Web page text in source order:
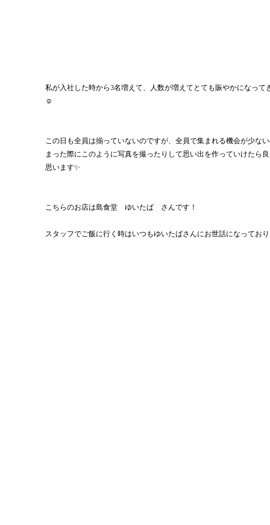
私が入社した時から3名増えて、人数が増えてとても賑やかになって
☺️
この日も全員は揃っていないのですが、全員で集まれる機会が少な
まった際にこのように写真を撮ったりして思い出を作っていけたら
思います✨
こちらのお店は島食堂　ゆいたば　さんです！
スタッフでご飯に行く時はいつもゆいたばさんにお世話になってお